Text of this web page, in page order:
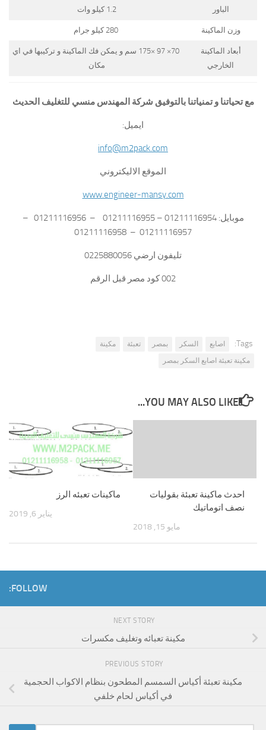
الباور 1.2 كيلو وات
وزن الماكينة 280 كيلو جرام
أبعاد الماكينة
الخارجي
70× 97 ×175 سم و يمكن فك الماكينة و تركيبها في اي
مكان
مع تحياتنا و تمنياتنا بالتوفيق شركة المهندس منسي للتغليف الحديث
ايميل:
info@m2pack.com
الموقع الاليكتروني
www.engineer-mansy.com
موبايل: 01211116954 – 01211116955 – 01211116956 –
01211116957 – 01211116958
تليفون ارضي 0225880056
002 كود مصر قبل الرقم
Tags: اصابع السكر بمصر تعبئة
مكينة
مكينة تعبئة اصابع السكر بمصر
YOU MAY ALSO LIKE...
ماكينات تعبئه الرز
يناير 6, 2019
احدث ماكينة تعبئة بقوليات
نصف اتوماتيك
مايو 15, 2018
FOLLOW:
NEXT STORY
مكينة تعبائه وتغليف مكسرات
PREVIOUS STORY
مكينة تعبئة أكياس السمسم المطحون بنظام الاكواب الحجمية
في أكياس لحام خلفي